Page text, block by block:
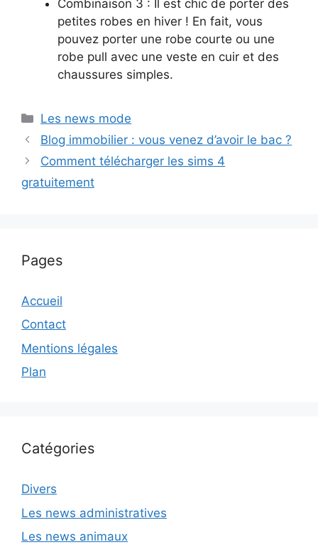
Combinaison 3 : Il est chic de porter des
petites robes en hiver ! En fait, vous
pouvez porter une robe courte ou une
robe pull avec une veste en cuir et des
chaussures simples.
Catégories
Les news mode
Blog immobilier : vous venez d’avoir le bac ?
Comment télécharger les sims 4
gratuitement
Pages
Accueil
Contact
Mentions légales
Plan
Catégories
Divers
Les news administratives
Les news animaux